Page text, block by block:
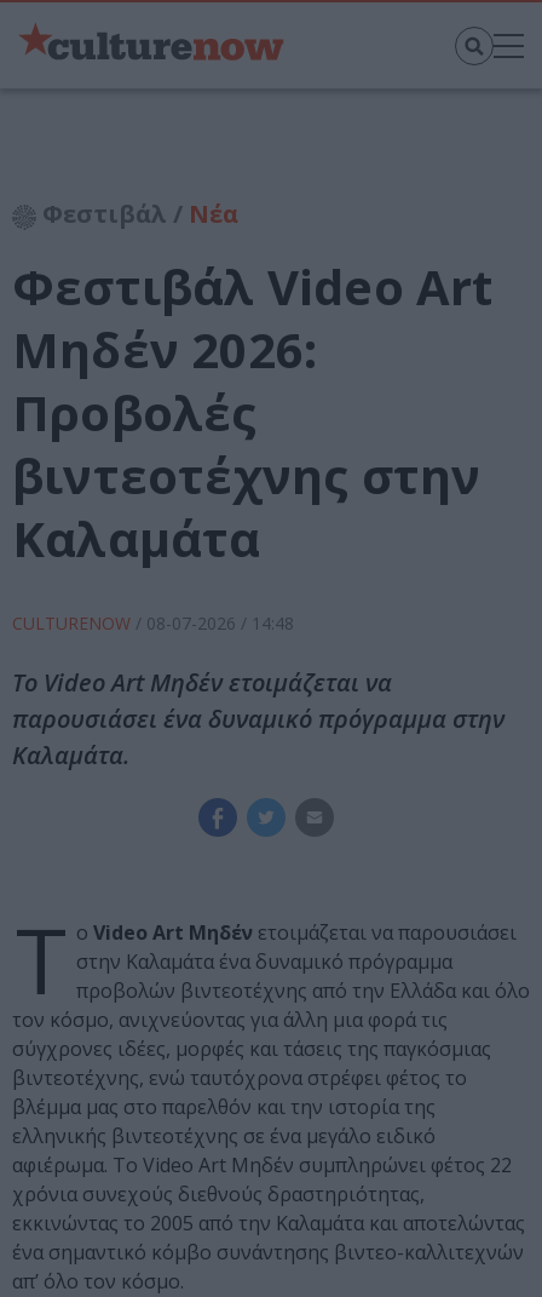
Φεστιβάλ / Νέα
Φεστιβάλ Video Art
Μηδέν 2026:
Προβολές
βιντεοτέχνης στην
Καλαμάτα
CULTURENOW / 08-07-2026 / 14:48
Το Video Art Μηδέν ετοιμάζεται να
παρουσιάσει ένα δυναμικό πρόγραμμα στην
Καλαμάτα.
Τ ο Video Art Μηδέν ετοιμάζεται να παρουσιάσει
στην Καλαμάτα ένα δυναμικό πρόγραμμα
προβολών βιντεοτέχνης από την Ελλάδα και όλο
τον κόσμο, ανιχνεύοντας για άλλη μια φορά τις
σύγχρονες ιδέες, μορφές και τάσεις της παγκόσμιας
βιντεοτέχνης, ενώ ταυτόχρονα στρέφει φέτος το
βλέμμα μας στο παρελθόν και την ιστορία της
ελληνικής βιντεοτέχνης σε ένα μεγάλο ειδικό
αφιέρωμα. Το Video Art Μηδέν συμπληρώνει φέτος 22
χρόνια συνεχούς διεθνούς δραστηριότητας,
εκκινώντας το 2005 από την Καλαμάτα και αποτελώντας
ένα σημαντικό κόμβο συνάντησης βιντεο-καλλιτεχνών
απ’ όλο τον κόσμο.